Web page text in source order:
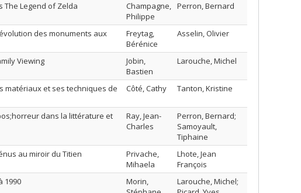
The Legend of Zelda
Champagne,
Philippe
Perron, Bernard
des monuments aux
Freytag,
Bérénice
Asselin, Olivier
Viewing
Jobin,
Bastien
Larouche, Michel
matériaux et ses techniques de
Côté, Cathy Tanton, Kristine
dans la littérature et
Ray, Jean-
Charles
Perron, Bernard;
Samoyault,
Tiphaine
au miroir du Titien
Privache,
Mihaela
Lhote, Jean
François
1990
Morin,
Larouche, Michel;